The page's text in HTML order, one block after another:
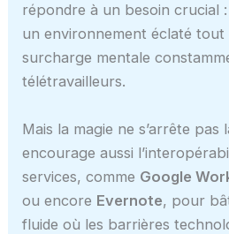
répondre à un besoin crucial
un environnement éclaté tout
surcharge mentale
télétravailleurs.
Mais la magie ne s’arrête pas
encourage aussi
services, comme Google
ou encore Evernote, pour
fluide où les barrières